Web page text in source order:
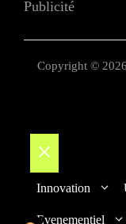
Publicité
Copyright ©
Fermer
Innovation
Evenementiel